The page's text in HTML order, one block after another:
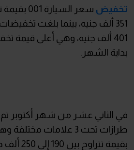
تخفيض
401 ألف جنيه، وهي أعلى قيمة
بداية الشهر.
طرازات تحت 3 علامات مختلفة وهم: "
بقيمة تتراوح بين 190 إلى 250 ألف جنيه، "